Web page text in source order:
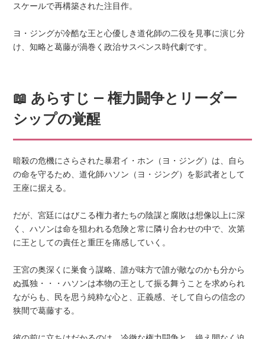
スケールで再構築された注目作。
ヨ・ジングが冷酷な王と心優しき道化師の二役を見事に演じ分
け、知略と葛藤が渦巻く政治サスペンス時代劇です。
📖 あらすじ ― 権力闘争とリーダー
シップの覚醒
暗殺の危機にさらされた暴君イ・ホン（ヨ・ジング）は、自ら
の命を守るため、道化師ハソン（ヨ・ジング）を影武者として
王座に据える。
だが、宮廷にはびこる権力者たちの陰謀と腐敗は想像以上に深
く、ハソンは命を狙われる危険と常に隣り合わせの中で、次第
に王としての責任と重圧を痛感していく。
王宮の奥深くに巣食う謀略、誰が味方で誰が敵なのかも分から
ぬ孤独・・・ハソンは本物の王として振る舞うことを求められ
ながらも、民を思う純粋な心と、正義感、そして自らの信念の
狭間で葛藤する。